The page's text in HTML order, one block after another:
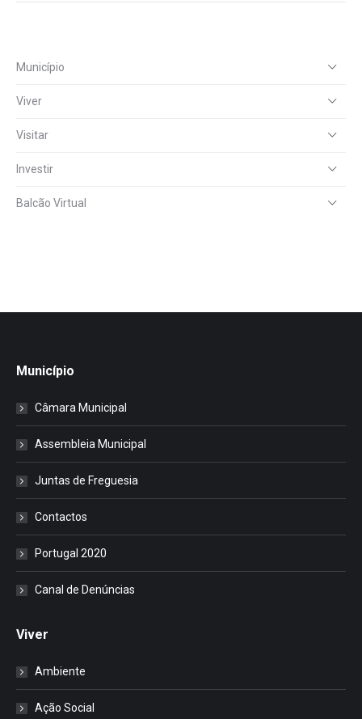
Município
Viver
Visitar
Investir
Balcão Virtual
Município
Câmara Municipal
Assembleia Municipal
Juntas de Freguesia
Contactos
Portugal 2020
Canal de Denúncias
Viver
Ambiente
Ação Social